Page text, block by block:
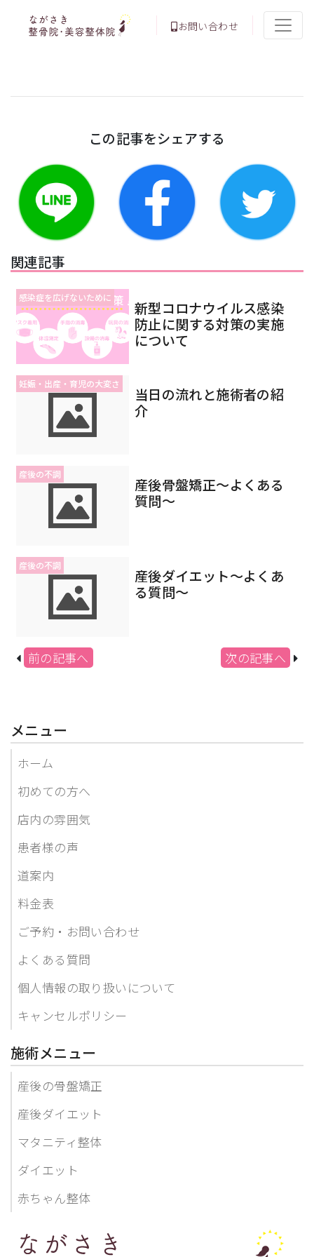
お問い合わせ
この記事をシェアする
関連記事
感染症を広げないために
新型コロナウイルス感染
防止に関する対策の実施
について
妊娠・出産・育児の大変さ
当日の流れと施術者の紹
介
産後の不調
産後骨盤矯正〜よくある
質問〜
産後の不調
産後ダイエット〜よくあ
る質問〜
前の記事へ 次の記事へ
メニュー
ホーム
初めての方へ
店内の雰囲気
患者様の声
道案内
料金表
ご予約・お問い合わせ
よくある質問
個人情報の取り扱いについて
キャンセルポリシー
施術メニュー
産後の骨盤矯正
産後ダイエット
マタニティ整体
ダイエット
赤ちゃん整体